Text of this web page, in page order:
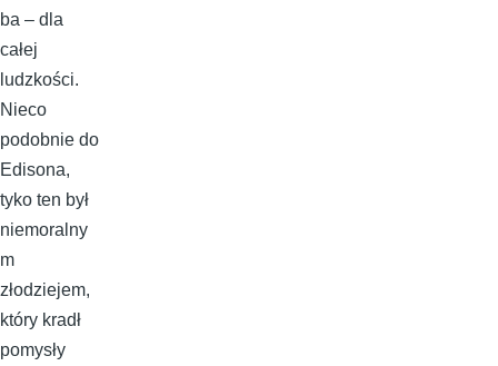
ba – dla
całej
ludzkości.
Nieco
podobnie do
Edisona,
tyko ten był
niemoralny
m
złodziejem,
który kradł
pomysły